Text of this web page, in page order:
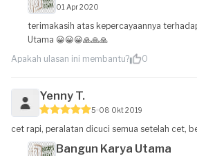
01 Apr 2020
terimakasih atas kepercayaannya
Utama 😀😀😀🙏🙏🙏
Apakah ulasan ini membantu?
0
Yenny T.
5 08 Okt 2019
cet rapi, peralatan dicuci semua setelah cet,
Bangun Karya Utama